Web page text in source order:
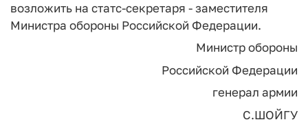
возложить на статс-секретаря - заместителя
Министра обороны Российской Федерации.
Министр обороны
Российской Федерации
генерал армии
С.ШОЙГУ